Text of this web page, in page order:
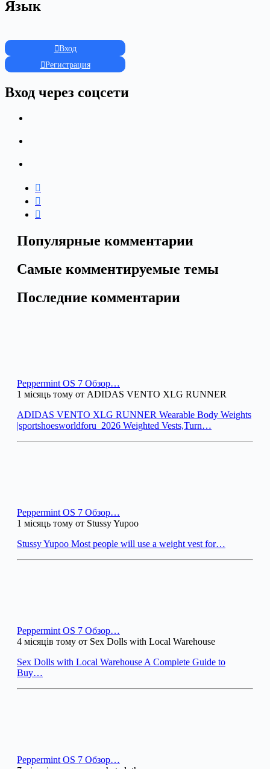
Язык
Вход
Регистрация
Вход через соцсети
Популярные комментарии
Самые комментируемые темы
Последние комментарии
Peppermint OS 7 Обзор…
1 місяць тому от ADIDAS VENTO XLG RUNNER
ADIDAS VENTO XLG RUNNER Wearable Body Weights
|sportshoesworldforu_2026 Weighted Vests,Turn…
Peppermint OS 7 Обзор…
1 місяць тому от Stussy Yupoo
Stussy Yupoo Most people will use a weight vest for…
Peppermint OS 7 Обзор…
4 місяців тому от Sex Dolls with Local Warehouse
Sex Dolls with Local Warehouse A Complete Guide to
Buy…
Peppermint OS 7 Обзор…